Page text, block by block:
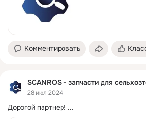
Комментировать
SCANROS - запчасти для
28 июл 2024
Дорогой партнер! ...